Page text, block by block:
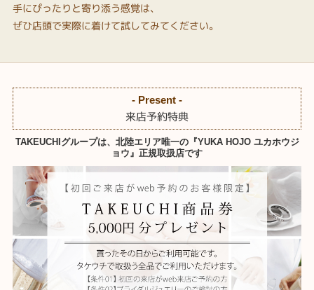
手にぴったりと寄り添う感覚は、
ぜひ店頭で実際に着けて試してみてください。
- Present -
来店予約特典
TAKEUCHIグループは、北陸エリア唯一の『YUKA HOJO ユカホウジ
ョウ』正規取扱店です